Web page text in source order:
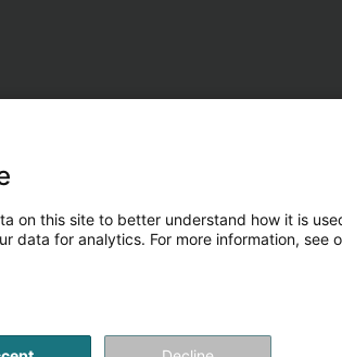
Sind Sie der Eigentümer
Sie die Kontrolle über Ihr
Mein
on this site to better understand how it is
data for analytics. For more information, see